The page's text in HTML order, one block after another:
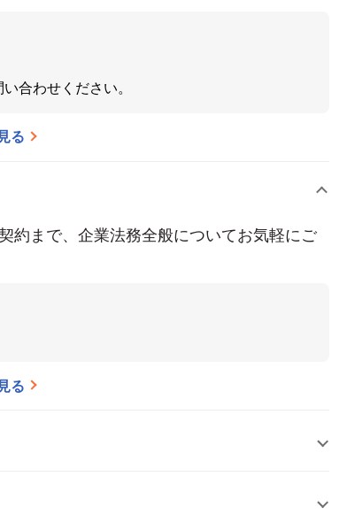
葉県、茨城県
合わせください。
る
約まで、企業法務全般についてお気軽にご
る